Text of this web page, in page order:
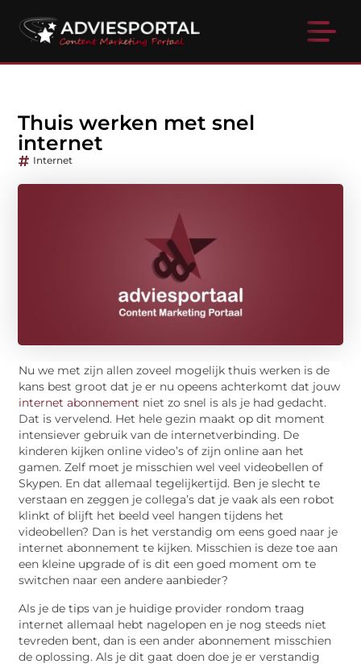
Thuis werken met snel
internet
Internet
Nu we met zijn allen zoveel mogelijk thuis werken is de
kans best groot dat je er nu opeens achterkomt dat jouw
internet abonnement niet zo snel is als je had gedacht.
Dat is vervelend. Het hele gezin maakt op dit moment
intensiever gebruik van de internetverbinding. De
kinderen kijken online video’s of zijn online aan het
gamen. Zelf moet je misschien wel veel videobellen of
Skypen. En dat allemaal tegelijkertijd. Ben je slecht te
verstaan en zeggen je collega’s dat je vaak als een robot
klinkt of blijft het beeld veel hangen tijdens het
videobellen? Dan is het verstandig om eens goed naar je
internet abonnement te kijken. Misschien is deze toe aan
een kleine upgrade of is dit een goed moment om te
switchen naar een andere aanbieder?
Als je de tips van je huidige provider rondom traag
internet allemaal hebt nagelopen en je nog steeds niet
tevreden bent, dan is een ander abonnement misschien
de oplossing. Als je dit gaat doen doe je er verstandig